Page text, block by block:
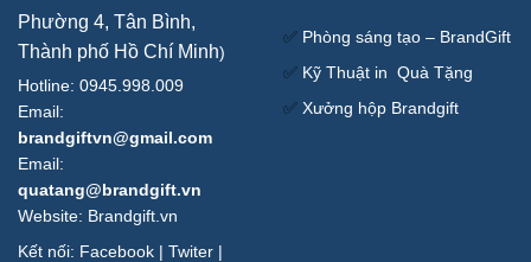
Phường 4, Tân Bình,
Thành phố Hồ Chí Minh)
Hotline: 0945.998.009
Email:
brandgiftvn@gmail.com
Email:
quatang@brandgift.vn
Website: Brandgift.vn
Kết nối: Facebook | Twiter |
✅ Phòng sáng tạo – BrandGift
✅ Kỹ Thuật in Quà Tặng
✅ Xưởng hộp Brandgift